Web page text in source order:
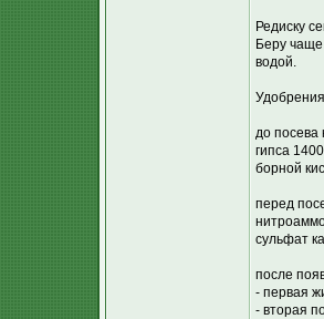
Редиску
Беру
водой.
до посева
гипса
борной
перед
сульфат
после
- первая
- вторая